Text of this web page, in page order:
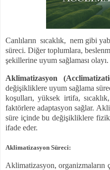
Canlıların sıcaklık, nem gibi
süreci. Diğer toplumlara,
şekillerine uyum sağlaması olayı.
Aklimatizasyon
değişikliklere uyum sağlama
koşulları, yüksek irtifa,
faktörlere adaptasyon sağlar.
süre içinde bu değişikliklere
ifade eder.
Aklimatizasyon Süreci:
Aklimatizasyon, organizmaların